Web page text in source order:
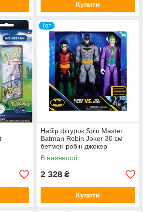
Купити
Топ
Набір фігурок Spin Master
Batman Robin Joker 30 см
бетмен робін джокер
0778988344651.
В наявності
2 328 ₴
Купити